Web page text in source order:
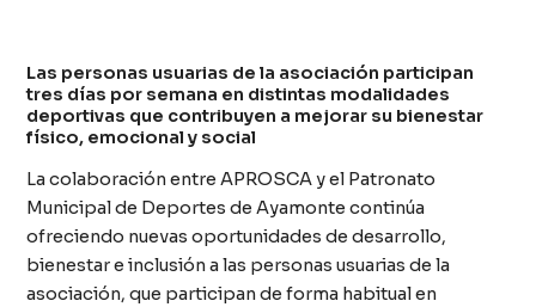
Las personas usuarias de la asociación participan
tres días por semana en distintas modalidades
deportivas que contribuyen a mejorar su bienestar
físico, emocional y social
La colaboración entre APROSCA y el Patronato
Municipal de Deportes de Ayamonte continúa
ofreciendo nuevas oportunidades de desarrollo,
bienestar e inclusión a las personas usuarias de la
asociación, que participan de forma habitual en